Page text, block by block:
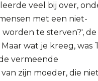
veel bij over,
met een niet-
te sterven?', de
wat je kreeg, was
vermeende
zijn moeder, die